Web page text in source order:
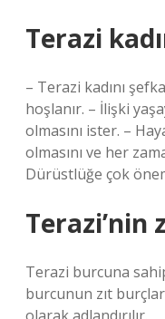
Terazi
– Terazi kadını
hoşlanır. – İlişki
olmasını ister. –
olmasını ve her
Dürüstlüğe çok
Terazi’nin
Terazi burcuna
burcunun zıt